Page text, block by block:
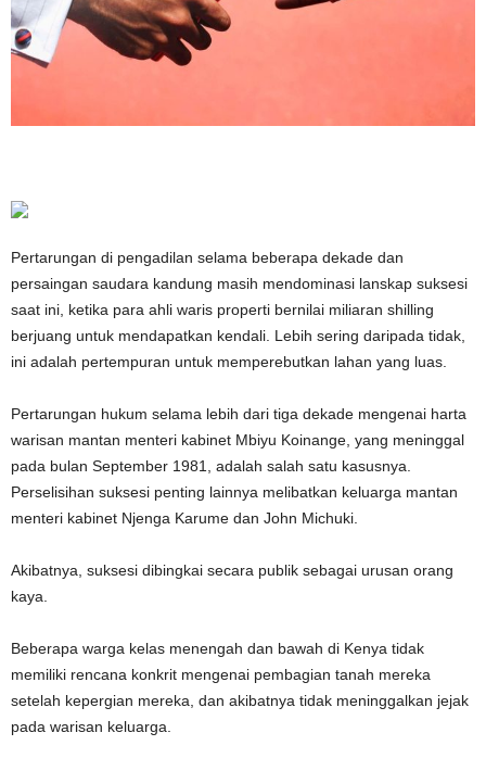
Pertarungan di pengadilan selama beberapa dekade dan
persaingan saudara kandung masih mendominasi lanskap suksesi
saat ini, ketika para ahli waris properti bernilai miliaran shilling
berjuang untuk mendapatkan kendali. Lebih sering daripada tidak,
ini adalah pertempuran untuk memperebutkan lahan yang luas.
Pertarungan hukum selama lebih dari tiga dekade mengenai harta
warisan mantan menteri kabinet Mbiyu Koinange, yang meninggal
pada bulan September 1981, adalah salah satu kasusnya.
Perselisihan suksesi penting lainnya melibatkan keluarga mantan
menteri kabinet Njenga Karume dan John Michuki.
Akibatnya, suksesi dibingkai secara publik sebagai urusan orang
kaya.
Beberapa warga kelas menengah dan bawah di Kenya tidak
memiliki rencana konkrit mengenai pembagian tanah mereka
setelah kepergian mereka, dan akibatnya tidak meninggalkan jejak
pada warisan keluarga.